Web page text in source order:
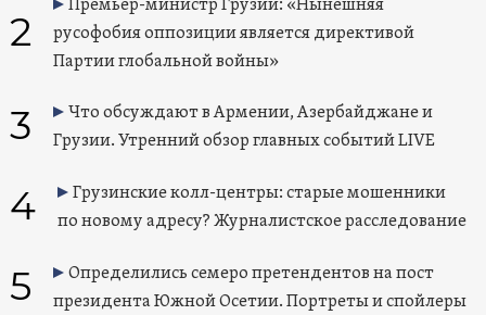
2
Премьер-министр Грузии: «Нынешняя
русофобия оппозиции является директивой
Партии глобальной войны»
3
Что обсуждают в Армении, Азербайджане и
Грузии. Утренний обзор главных событий LIVE
4
Грузинские колл-центры: старые мошенники
по новому адресу? Журналистское расследование
5
Определились семеро претендентов на пост
президента Южной Осетии. Портреты и спойлеры